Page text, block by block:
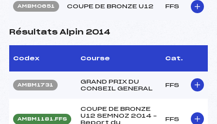
AMBM0651 COUPE DE BRONZE U12 FFS
Résultats Alpin 2014
Codex Course Cat.
AMBM1731
GRAND PRIX DU
CONSEIL GENERAL
FFS
AMBM1181.FFS
COUPE DE BRONZE
U12 SEMNOZ 2014 –
Report du
FFS